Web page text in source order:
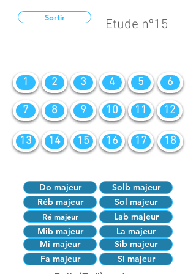
Sortir Etude nº15
1 2 3 4 5 6
7 8 9 10 11 12
13 14 15 16 17 18
Do majeur
Solb majeur
Réb majeur
Sol majeur
Ré majeur
Lab majeur
Mib majeur
Mi majeur
La majeur
Sib majeur
Fa majeur
Si majeur